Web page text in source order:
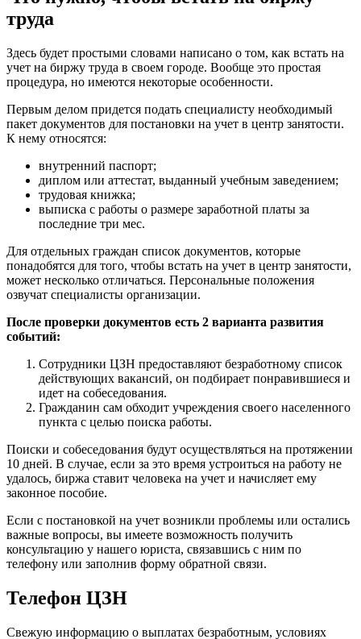
труда
Здесь будет простыми словами написано о том, как встать на
учет на биржу труда в своем городе. Вообще это простая
процедура, но имеются некоторые особенности.
Первым делом придется подать специалисту необходимый
пакет документов для постановки на учет в центр занятости.
К нему относятся:
внутренний паспорт;
диплом или аттестат, выданный учебным заведением;
трудовая книжка;
выписка с работы о размере заработной платы за
последние три мес.
Для отдельных граждан список документов, которые
понадобятся для того, чтобы встать на учет в центр занятости,
может несколько отличаться. Персональные положения
озвучат специалисты организации.
После проверки документов есть 2 варианта развития
событий:
Сотрудники ЦЗН предоставляют безработному список
действующих вакансий, он подбирает понравившиеся и
идет на собеседования.
Гражданин сам обходит учреждения своего населенного
пункта с целью поиска работы.
Поиски и собеседования будут осуществляться на протяжении
10 дней. В случае, если за это время устроиться на работу не
удалось, биржа ставит человека на учет и начисляет ему
законное пособие.
Если с постановкой на учет возникли проблемы или остались
важные вопросы, вы имеете возможность получить
консультацию у нашего юриста, связавшись с ним по
телефону или заполнив форму обратной связи.
Телефон ЦЗН
Свежую информацию о выплатах безработным, условиях